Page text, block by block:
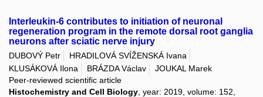
Interleukin-6 contributes to initiation of neuronal
regeneration program in the remote dorsal root ganglia
neurons after sciatic nerve injury
DUBOVÝ Petr
HRADILOVÁ SVÍŽENSKÁ Ivana
KLUSÁKOVÁ Ilona
BRÁZDA Václav
JOUKAL Marek
Peer-reviewed scientific article
Histochemistry and Cell Biology , year: 2019, volume: 152,